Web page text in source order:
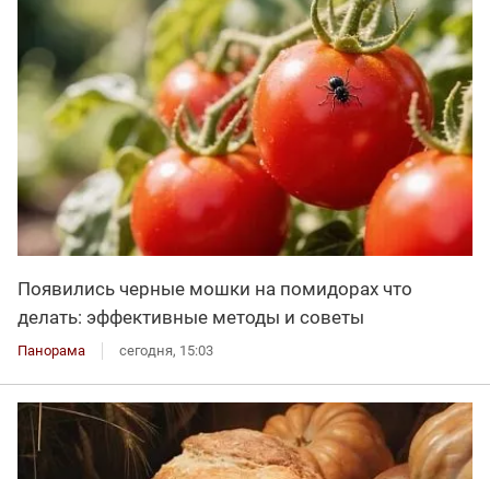
Появились черные мошки на помидорах что
делать: эффективные методы и советы
Панорама сегодня, 15:03